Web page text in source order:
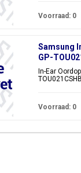
Voorraad: 0
Samsung
GP-
In-Ear
Voorraad: 0